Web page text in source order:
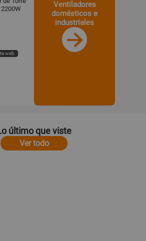
web
Ventiladores
domésticos e
industriales
último que viste
Ver todo